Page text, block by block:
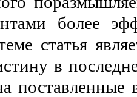
более
статья
в
поставленные